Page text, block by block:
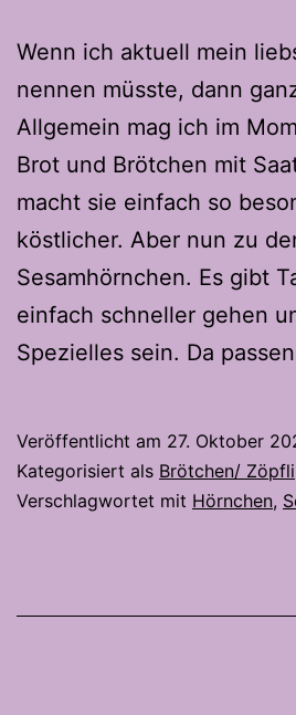
Wenn ich aktuell mein
nennen müsste, dann
Allgemein mag ich im
Brot und Brötchen mit
macht sie einfach so
köstlicher. Aber nun zu
Sesamhörnchen. Es gibt
einfach schneller gehen
Spezielles sein. Da
Veröffentlicht am 27. Oktober
Kategorisiert als Brötchen/ Zöpfli
Verschlagwortet mit Hörnchen,